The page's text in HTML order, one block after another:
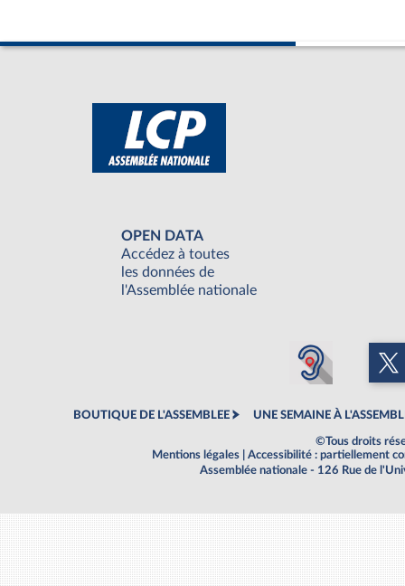
OPEN DATA
Accédez à toutes
les données de
l'Assemblée nationale
BOUTIQUE DE L'ASSEMBLEE UNE SEMAINE À
©Tous droits
Mentions légales
Accessibilité : partiellement
Assemblée nationale - 126 Rue de